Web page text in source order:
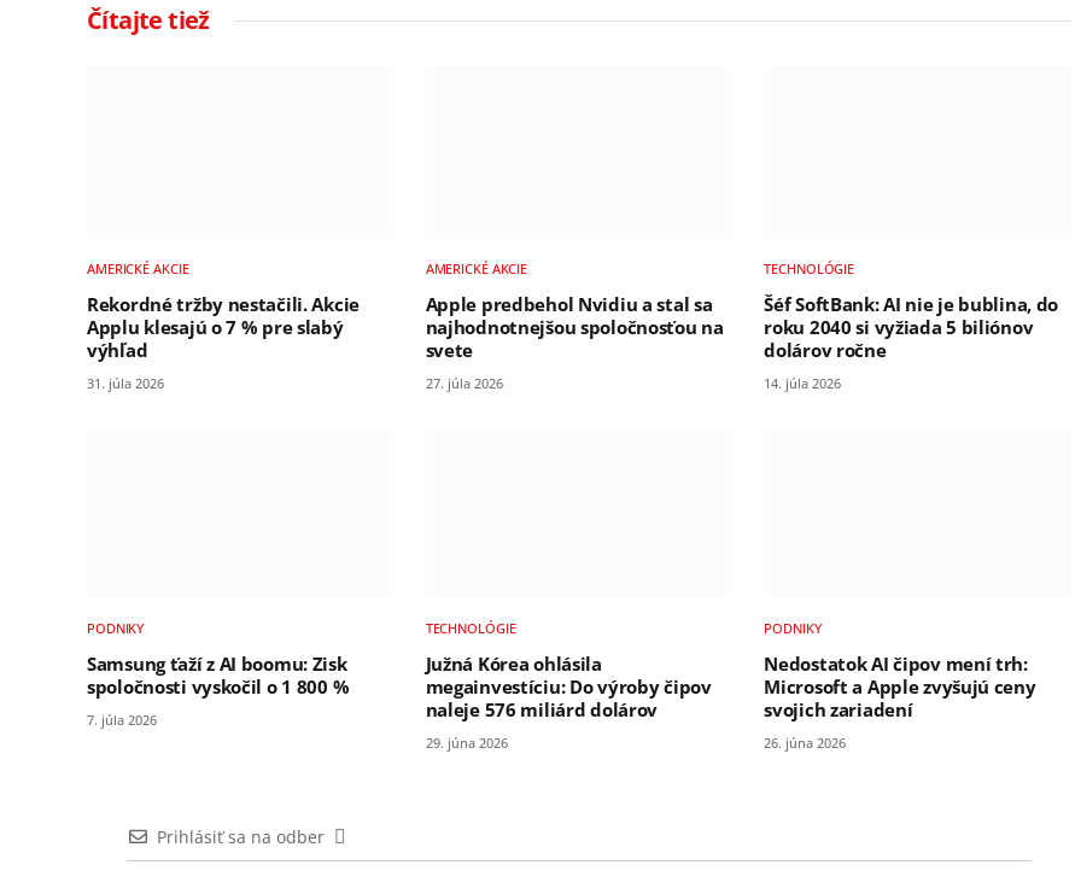
Čítajte tiež
AMERICKÉ AKCIE
Rekordné tržby nestačili. Akcie
Applu klesajú o 7 % pre slabý
výhľad
31. júla 2026
AMERICKÉ AKCIE
Apple predbehol Nvidiu a stal sa
najhodnotnejšou spoločnosťou na
svete
27. júla 2026
TECHNOLÓGIE
Šéf SoftBank: AI nie je bublina, do
roku 2040 si vyžiada 5 biliónov
dolárov ročne
14. júla 2026
PODNIKY
Samsung ťaží z AI boomu: Zisk
spoločnosti vyskočil o 1 800 %
7. júla 2026
TECHNOLÓGIE
Južná Kórea ohlásila
megainvestíciu: Do výroby čipov
naleje 576 miliárd dolárov
29. júna 2026
PODNIKY
Nedostatok AI čipov mení trh:
Microsoft a Apple zvyšujú ceny
svojich zariadení
26. júna 2026
Prihlásiť sa na odber